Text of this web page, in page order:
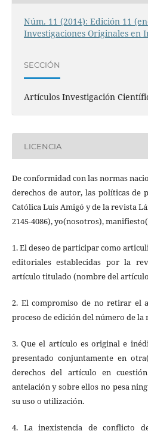
Núm. 11 (2014): Edición 11
Investigaciones Originales en
SECCIÓN
Artículos Investigación
LICENCIA
De conformidad con las normas
derechos de autor, las políticas de
Católica Luis Amigó y de la revista
2145-4086), yo(nosotros),
1. El deseo de participar como
editoriales establecidas por la
artículo titulado (nombre del
2. El compromiso de no retirar el
proceso de edición del número de la
3. Que el artículo es original e
presentado conjuntamente en
derechos del artículo en
antelación y sobre ellos no pesa
su uso o utilización.
4. La inexistencia de conflicto